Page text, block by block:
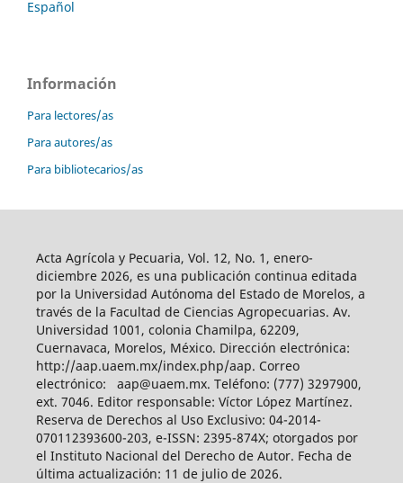
Español
Información
Para lectores/as
Para autores/as
Para bibliotecarios/as
Acta Agrícola y Pecuaria, Vol. 12, No. 1, enero-
diciembre 2026, es una publicación continua editada
por la Universidad Autónoma del Estado de Morelos, a
través de la Facultad de Ciencias Agropecuarias. Av.
Universidad 1001, colonia Chamilpa, 62209,
Cuernavaca, Morelos, México. Dirección electrónica:
http://aap.uaem.mx/index.php/aap. Correo
electrónico: aap@uaem.mx. Teléfono: (777) 3297900,
ext. 7046. Editor responsable: Víctor López Martínez.
Reserva de Derechos al Uso Exclusivo: 04-2014-
070112393600-203, e-ISSN: 2395-874X; otorgados por
el Instituto Nacional del Derecho de Autor. Fecha de
última actualización: 11 de julio de 2026.